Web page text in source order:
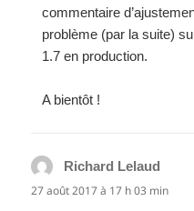
commentaire
problème (par la suite)
1.7 en production.
A bientôt !
Richard Lelaud
27 août 2017 à 17 h 03 min